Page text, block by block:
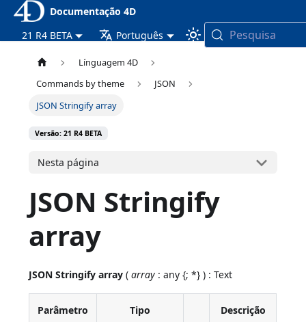
Documentação 4D
21 R4 BETA
Português Pesquisa
Línguagem 4D
Commands by theme
JSON
JSON Stringify array
Versão: 21 R4 BETA
Nesta página
JSON Stringify
array
JSON Stringify array (array : any {; *} ) : Text
Parâmetro Tipo Descrição